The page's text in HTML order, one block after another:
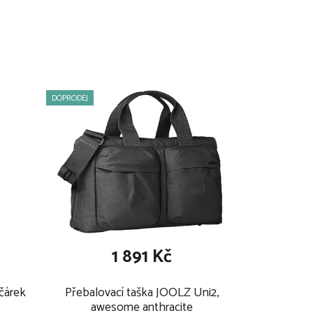
47 cm (30 sm bez sedačky)
DOPRODEJ
Přebalovací taška JOOLZ Uni2,
awesome anthracite
1 891 Kč